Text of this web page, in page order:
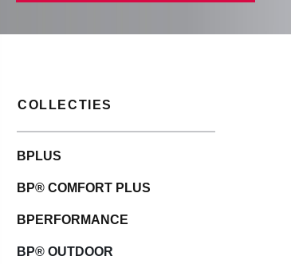
COLLECTIES
BPLUS
BP® COMFORT PLUS
BPERFORMANCE
BP® OUTDOOR